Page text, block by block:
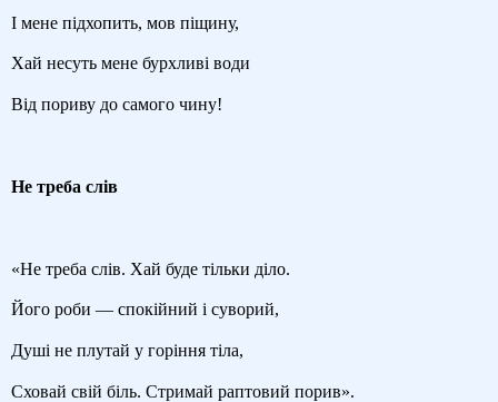
І мене підхопить, мов піщину,
Хай несуть мене бурхливі води
Від пориву до самого чину!
Не треба слів
«Не треба слів. Хай буде тільки діло.
Його роби — спокійний і суворий,
Душі не плутай у горіння тіла,
Сховай свій біль. Стримай раптовий порив».